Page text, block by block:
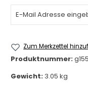
Zum Merkzettel
Produktnummer:
Gewicht: 3.05 kg